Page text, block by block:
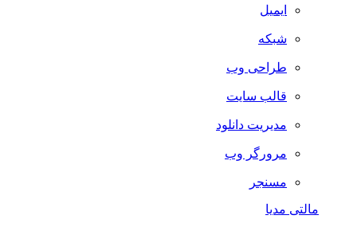
ایمیل
شبکه
طراحی وب
قالب سایت
مدیریت دانلود
مرورگر وب
مسنجر
مالتی مدیا